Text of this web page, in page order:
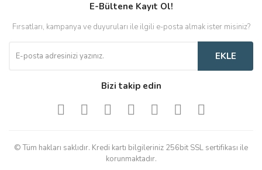
E-Bültene Kayıt Ol!
Fırsatları, kampanya ve duyuruları ile ilgili e-posta almak ister misiniz?
EKLE
Bizi takip edin
© Tüm hakları saklıdır. Kredi kartı bilgileriniz 256bit SSL sertifikası ile
korunmaktadır.